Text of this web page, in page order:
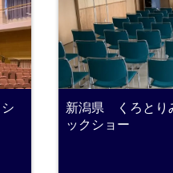
新潟県 くろとり
ックショー